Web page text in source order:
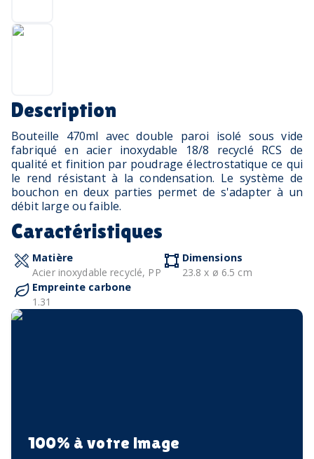
Description
Bouteille 470ml avec double paroi isolé sous vide
fabriqué en acier inoxydable 18/8 recyclé RCS de
qualité et finition par poudrage électrostatique ce qui
le rend résistant à la condensation. Le système de
bouchon en deux parties permet de s'adapter à un
débit large ou faible.
Caractéristiques
Matière
Acier inoxydable recyclé, PP
Dimensions
23.8 x ø 6.5 cm
Empreinte carbone
1.31
100% à votre image